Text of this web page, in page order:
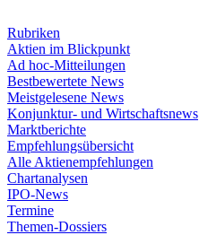
Rubriken
Aktien im Blickpunkt
Ad hoc-Mitteilungen
Bestbewertete News
Meistgelesene News
Konjunktur- und Wirtschaftsnews
Marktberichte
Empfehlungsübersicht
Alle Aktienempfehlungen
Chartanalysen
IPO-News
Termine
Themen-Dossiers